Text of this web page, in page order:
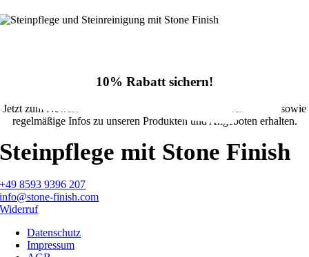
10% Rabatt sichern!
Jetzt zum Newsletter anmelden und 10% Rabatt im Onlineshop sowie
regelmäßige Infos zu unseren Produkten und Angeboten erhalten.
Steinpflege mit Stone Finish
+49 8593 9396 207
info@stone-finish.com
Widerruf
Datenschutz
Impressum